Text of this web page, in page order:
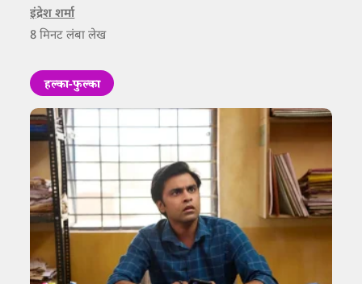
प्लानिंग करने में भी मदद मिल सकती है।
इंद्रेश शर्मा
8 मिनट लंबा लेख
हल्का-फुल्का